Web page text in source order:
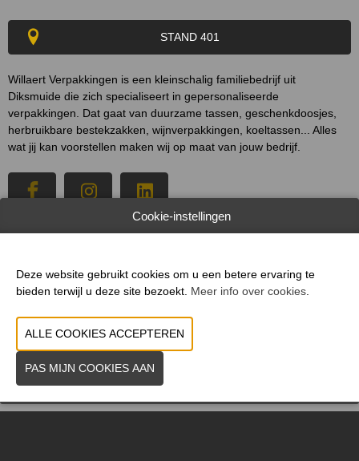
STAND 401
Willaert Verpakkingen is een kleinschalig familiebedrijf uit
Diksmuide die zich specialiseert in gepersonaliseerde
verpakkingen. Dat gaat van duurzame tassen geschenkdoosjes
herbruikbare bestekzakken wijnverpakkingen koeltassen ... Alles
wat jij kan voorstellen maken wij op maat van jouw bedrijf.
PRODUCTGROEP
VORIGE
Cookie-instellingen
Deze website gebruikt cookies om u een betere ervaring te
bieden terwijl u deze site bezoekt. Meer info over cookies